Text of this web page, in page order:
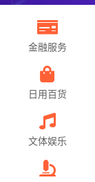
金融服务
日用百货
文体娱乐